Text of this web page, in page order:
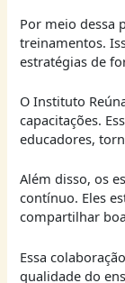
Por meio dessa
treinamentos.
estratégias de
O Instituto
capacitações.
educadores,
Além disso, os
contínuo. Eles
compartilhar
Essa
qualidade do